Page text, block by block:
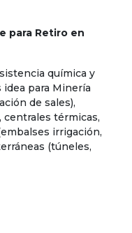
para Retiro en
química y
idea para Minería
de sales),
centrales térmicas,
irrigación,
(túneles,